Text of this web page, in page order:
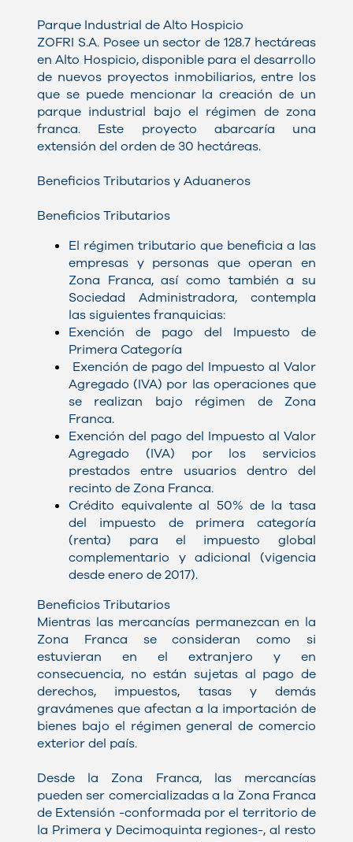
Parque Industrial de Alto Hospicio
ZOFRI S.A. Posee un sector de 128.7 hectáreas
en Alto Hospicio, disponible para el desarrollo
de nuevos proyectos inmobiliarios, entre los
que se puede mencionar la creación de un
parque industrial bajo el régimen de zona
franca. Este proyecto abarcaría una
extensión del orden de 30 hectáreas.
Beneficios Tributarios y Aduaneros
Beneficios Tributarios
El régimen tributario que beneficia a las
empresas y personas que operan en
Zona Franca, así como también a su
Sociedad Administradora, contempla
las siguientes franquicias:
Exención de pago del Impuesto de
Primera Categoría
Exención de pago del Impuesto al Valor
Agregado (IVA) por las operaciones que
se realizan bajo régimen de Zona
Franca.
Exención del pago del Impuesto al Valor
Agregado (IVA) por los servicios
prestados entre usuarios dentro del
recinto de Zona Franca.
Crédito equivalente al 50% de la tasa
del impuesto de primera categoría
(renta) para el impuesto global
complementario y adicional (vigencia
desde enero de 2017).
Beneficios Tributarios
Mientras las mercancías permanezcan en la
Zona Franca se consideran como si
estuvieran en el extranjero y en
consecuencia, no están sujetas al pago de
derechos, impuestos, tasas y demás
gravámenes que afectan a la importación de
bienes bajo el régimen general de comercio
exterior del país.
Desde la Zona Franca, las mercancías
pueden ser comercializadas a la Zona Franca
de Extensión -conformada por el territorio de
la Primera y Decimoquinta regiones-, al resto